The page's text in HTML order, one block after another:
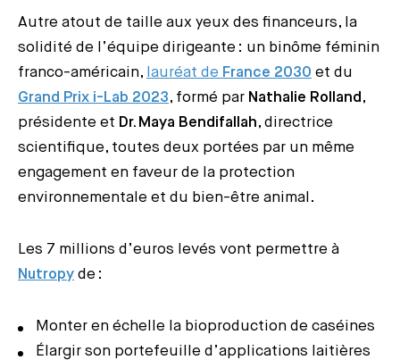
Autre atout de taille aux yeux des financeurs, la
solidité de l’équipe dirigeante : un binôme féminin
franco-américain, lauréat de France 2030 et du
Grand Prix i-Lab 2023, formé par Nathalie Rolland ,
présidente et Dr. Maya Bendifallah, directrice
scientifique, toutes deux portées par un même
engagement en faveur de la protection
environnementale et du bien-être animal.
Les 7 millions d’euros levés vont permettre à
Nutropy de :
Monter en échelle la bioproduction de caséines
Élargir son portefeuille d’applications laitières